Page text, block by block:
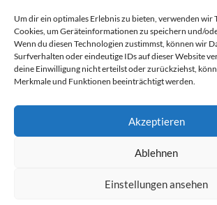
Um dir ein optimales Erlebnis zu bieten, verwenden wir
Cookies, um Geräteinformationen zu speichern und/
Wenn du diesen Technologien zustimmst, können wir
Surfverhalten oder eindeutige IDs auf dieser Website
deine Einwilligung nicht erteilst oder zurückziehst,
Merkmale und Funktionen beeinträchtigt werden.
Akzeptieren
Ablehnen
Einstellungen ansehen
Krankheiten und Parasiten
Partnerprogramme
Tipps & Tricks